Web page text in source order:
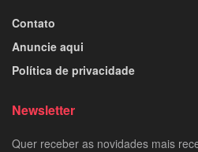
Contato
Anuncie aqui
Política de privacidade
Newsletter
Quer receber as novidades mais